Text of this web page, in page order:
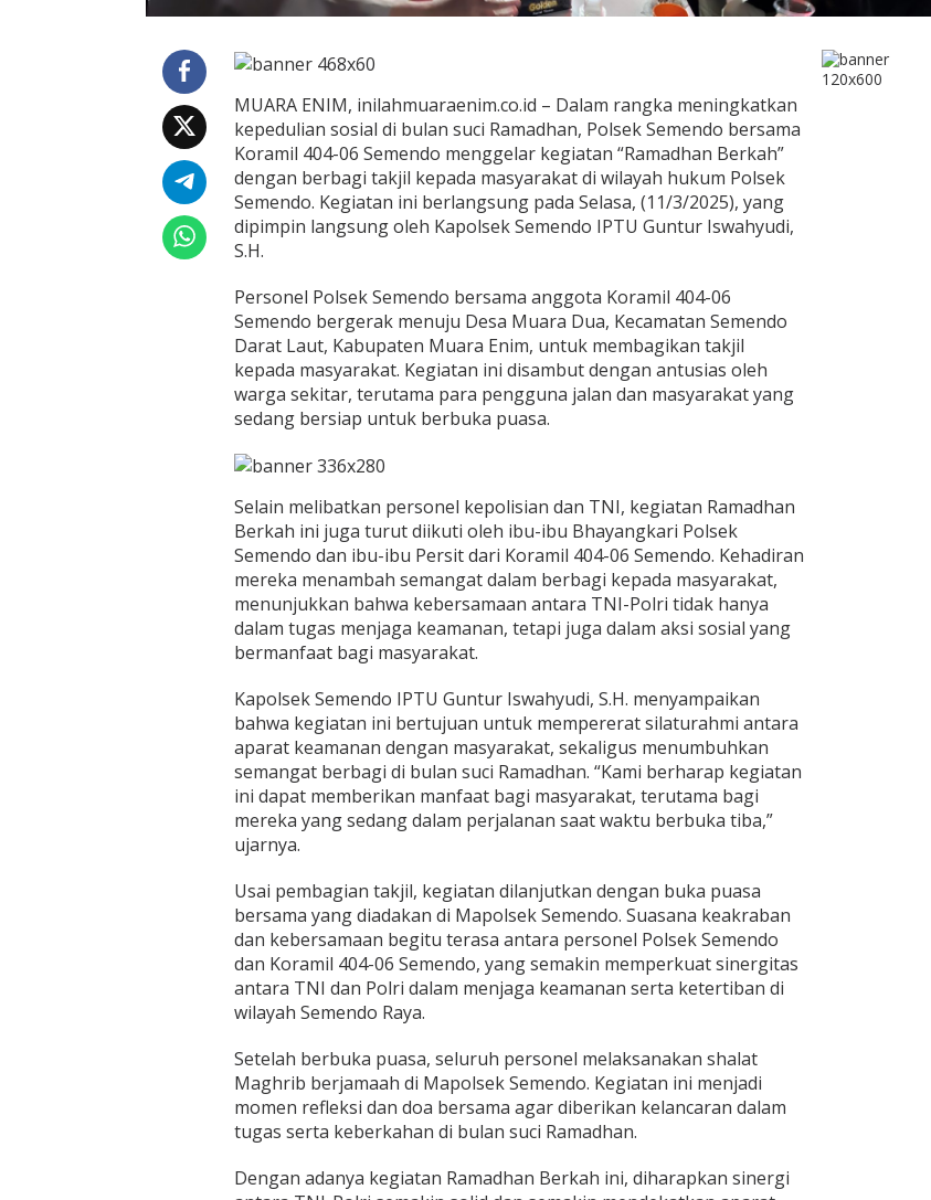
a
,
B
a
g
i
k
a
n
T
a
i
l
d
i
W
i
l
y
a
H
u
k
u
P
o
l
e
k
S
e
m
e
n
d
MUARA ENIM, inilahmuaraenim.co.id – Dalam rangka meningkatkan
kepedulian sosial di bulan suci Ramadhan, Polsek Semendo bersama
Koramil 404-06 Semendo menggelar kegiatan “Ramadhan Berkah”
dengan berbagi takjil kepada masyarakat di wilayah hukum Polsek
Semendo. Kegiatan ini berlangsung pada Selasa, (11/3/2025), yang
dipimpin langsung oleh Kapolsek Semendo IPTU Guntur Iswahyudi,
S.H.
Personel Polsek Semendo bersama anggota Koramil 404-06
Semendo bergerak menuju Desa Muara Dua, Kecamatan Semendo
Darat Laut, Kabupaten Muara Enim, untuk membagikan takjil
kepada masyarakat. Kegiatan ini disambut dengan antusias oleh
warga sekitar, terutama para pengguna jalan dan masyarakat yang
sedang bersiap untuk berbuka puasa.
Selain melibatkan personel kepolisian dan TNI, kegiatan Ramadhan
Berkah ini juga turut diikuti oleh ibu-ibu Bhayangkari Polsek
Semendo dan ibu-ibu Persit dari Koramil 404-06 Semendo. Kehadiran
mereka menambah semangat dalam berbagi kepada masyarakat,
menunjukkan bahwa kebersamaan antara TNI-Polri tidak hanya
dalam tugas menjaga keamanan, tetapi juga dalam aksi sosial yang
bermanfaat bagi masyarakat.
Kapolsek Semendo IPTU Guntur Iswahyudi, S.H. menyampaikan
bahwa kegiatan ini bertujuan untuk mempererat silaturahmi antara
aparat keamanan dengan masyarakat, sekaligus menumbuhkan
semangat berbagi di bulan suci Ramadhan. “Kami berharap kegiatan
ini dapat memberikan manfaat bagi masyarakat, terutama bagi
mereka yang sedang dalam perjalanan saat waktu berbuka tiba,”
ujarnya.
Usai pembagian takjil, kegiatan dilanjutkan dengan buka puasa
bersama yang diadakan di Mapolsek Semendo. Suasana keakraban
dan kebersamaan begitu terasa antara personel Polsek Semendo
dan Koramil 404-06 Semendo, yang semakin memperkuat sinergitas
antara TNI dan Polri dalam menjaga keamanan serta ketertiban di
wilayah Semendo Raya.
Setelah berbuka puasa, seluruh personel melaksanakan shalat
Maghrib berjamaah di Mapolsek Semendo. Kegiatan ini menjadi
momen refleksi dan doa bersama agar diberikan kelancaran dalam
tugas serta keberkahan di bulan suci Ramadhan.
Dengan adanya kegiatan Ramadhan Berkah ini, diharapkan sinergi